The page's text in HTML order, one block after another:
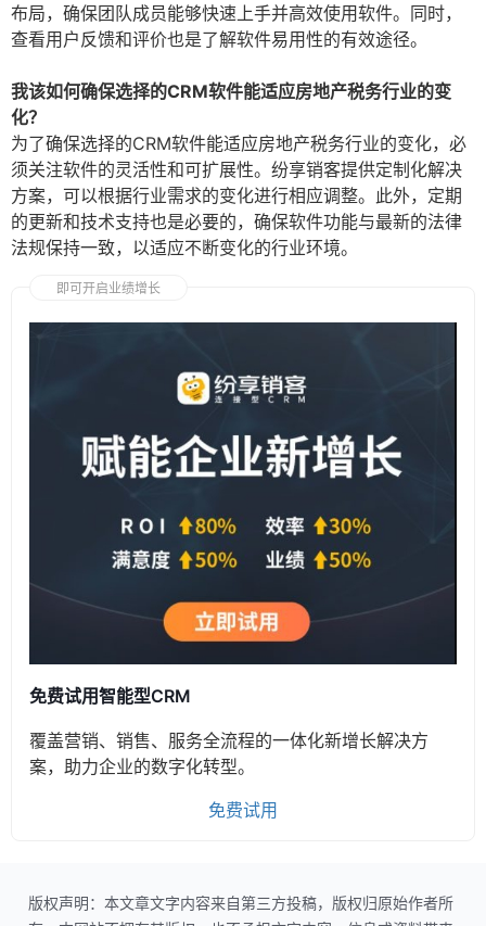
布局，确保团队成员能够快速上手并高效使用软件。同时，
查看用户反馈和评价也是了解软件易用性的有效途径。
我该如何确保选择的CRM软件能适应房地产税务行业的变
化？
为了确保选择的CRM软件能适应房地产税务行业的变化，必
须关注软件的灵活性和可扩展性。纷享销客提供定制化解决
方案，可以根据行业需求的变化进行相应调整。此外，定期
的更新和技术支持也是必要的，确保软件功能与最新的法律
法规保持一致，以适应不断变化的行业环境。
即可开启业绩增长
免费试用智能型CRM
覆盖营销、销售、服务全流程的一体化新增长解决方
案，助力企业的数字化转型。
免费试用
版权声明：本文章文字内容来自第三方投稿，版权归原始作者所